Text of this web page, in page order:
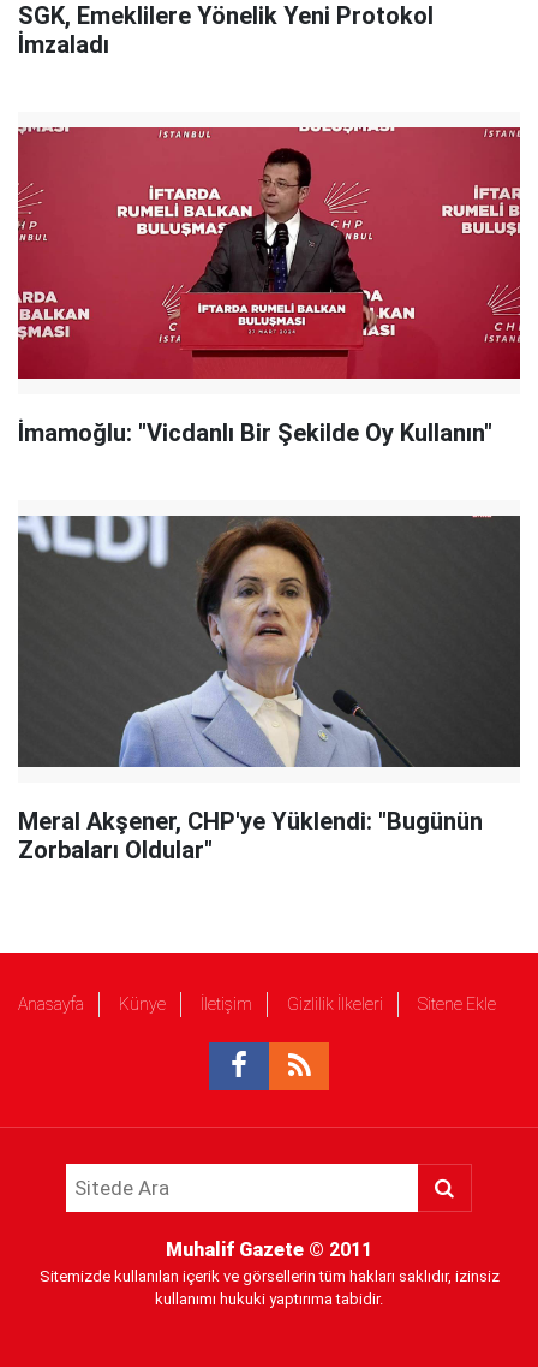
SGK, Emeklilere Yönelik Yeni Protokol
İmzaladı
İmamoğlu: "Vicdanlı Bir Şekilde Oy Kullanın"
Meral Akşener, CHP'ye Yüklendi: "Bugünün
Zorbaları Oldular"
Anasayfa Künye İletişim Gizlilik İlkeleri Sitene Ekle
Muhalif Gazete © 2011
Sitemizde kullanılan içerik ve görsellerin tüm hakları saklıdır, izinsiz
kullanımı hukuki yaptırıma tabidir.